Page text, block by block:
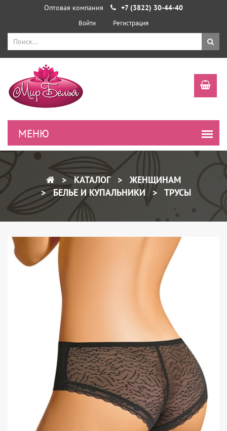
Оптовая компания +7 (3822) 30-44-40
Войти Регистрация
КАТАЛОГ
ЖЕНЩИНАМ
БЕЛЬЕ И КУПАЛЬНИКИ
ТРУСЫ